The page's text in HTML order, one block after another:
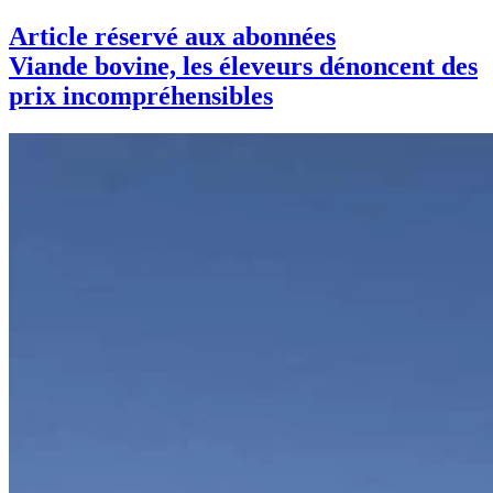
Article réservé aux abonnées
Viande bovine, les éleveurs dénoncent des
prix incompréhensibles